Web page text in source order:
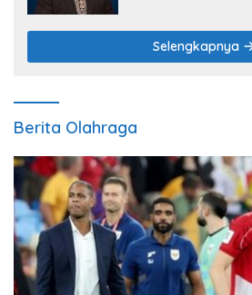
Selengkapnya
Berita Olahraga